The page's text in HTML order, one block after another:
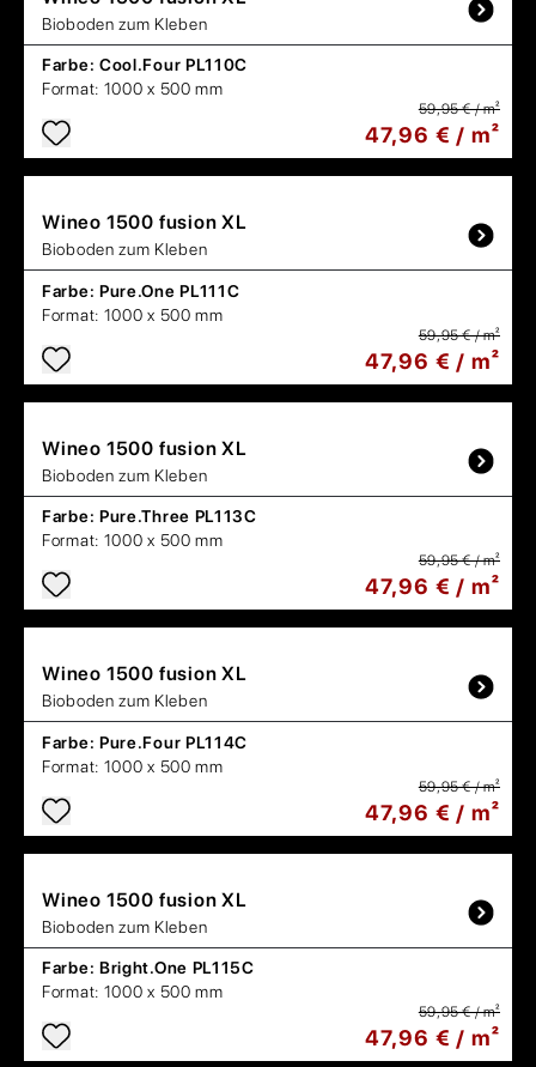
Bioboden zum Kleben
Farbe: Cool.Four PL110C
Format: 1000 x 500 mm
59,95 € / m²
47,96 € / m²
Wineo 1500 fusion XL
Bioboden zum Kleben
Farbe: Pure.One PL111C
Format: 1000 x 500 mm
59,95 € / m²
47,96 € / m²
Wineo 1500 fusion XL
Bioboden zum Kleben
Farbe: Pure.Three PL113C
Format: 1000 x 500 mm
59,95 € / m²
47,96 € / m²
Wineo 1500 fusion XL
Bioboden zum Kleben
Farbe: Pure.Four PL114C
Format: 1000 x 500 mm
59,95 € / m²
47,96 € / m²
Wineo 1500 fusion XL
Bioboden zum Kleben
Farbe: Bright.One PL115C
Format: 1000 x 500 mm
59,95 € / m²
47,96 € / m²